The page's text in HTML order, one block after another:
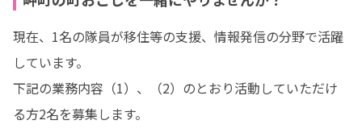
現在、1名の隊員が移住等の支援、情報発信の分野で活躍
しています。
下記の業務内容（1）、（2）のとおり活動していただけ
る方2名を募集します。